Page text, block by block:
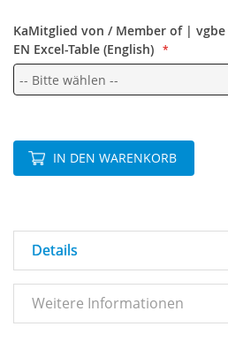
Excel-
Table
(Deutsch)
KaMitglied von / Member of | vgbe
EN Excel-Table (English)
IN DEN WARENKORB
Details
Weitere Informationen